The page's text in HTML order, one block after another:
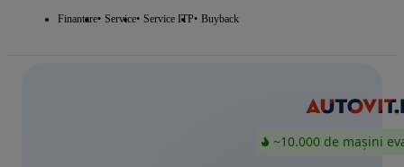
Finantare Service Service ITP Buyback
~10.000 de mașini